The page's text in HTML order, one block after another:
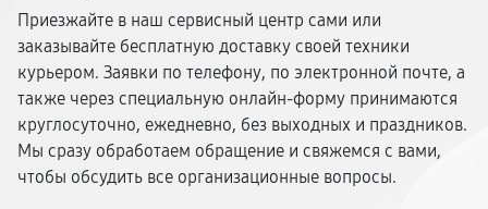
Приезжайте в наш сервисный центр сами или
заказывайте бесплатную доставку своей техники
курьером. Заявки по телефону, по электронной почте, а
также через специальную онлайн-форму принимаются
круглосуточно, ежедневно, без выходных и праздников.
Мы сразу обработаем обращение и свяжемся с вами,
чтобы обсудить все организационные вопросы.